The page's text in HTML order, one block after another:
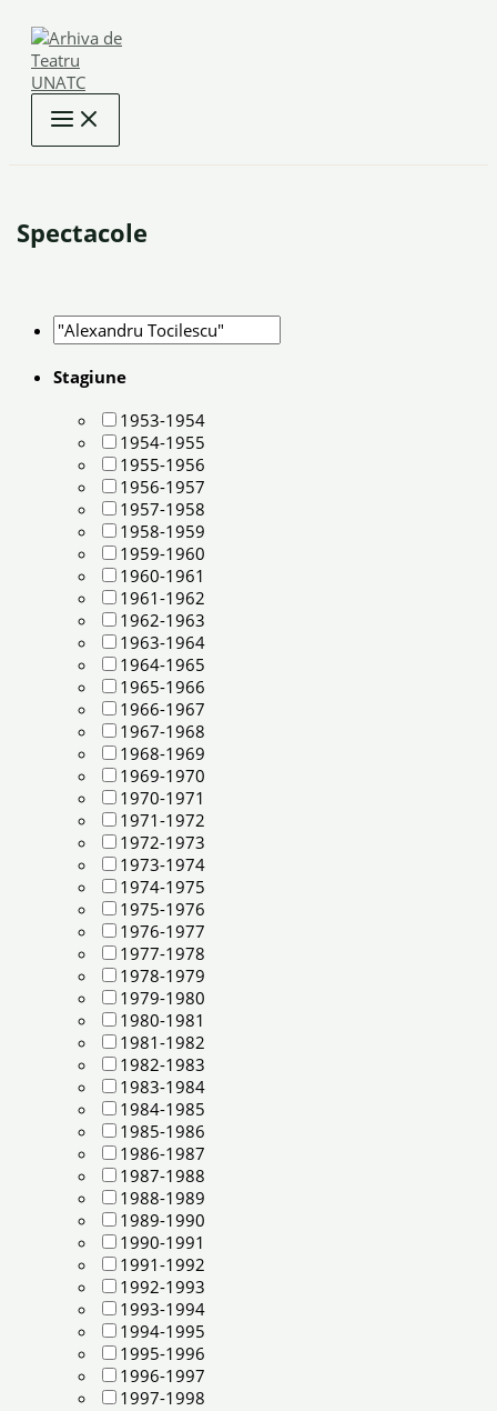
content
Spectacole
Stagiune
1953-1954
1954-1955
1955-1956
1956-1957
1957-1958
1958-1959
1959-1960
1960-1961
1961-1962
1962-1963
1963-1964
1964-1965
1965-1966
1966-1967
1967-1968
1968-1969
1969-1970
1970-1971
1971-1972
1972-1973
1973-1974
1974-1975
1975-1976
1976-1977
1977-1978
1978-1979
1979-1980
1980-1981
1981-1982
1982-1983
1983-1984
1984-1985
1985-1986
1986-1987
1987-1988
1988-1989
1989-1990
1990-1991
1991-1992
1992-1993
1993-1994
1994-1995
1995-1996
1996-1997
1997-1998